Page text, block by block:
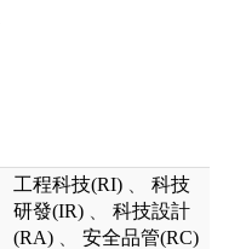
工程科技(RI)
科技
研發(IR)
科技設計
(RA)
安全品管(RC)